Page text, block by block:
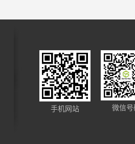
电动蜂窝纸拉伸机 固永包材 化
手机网站 微信号